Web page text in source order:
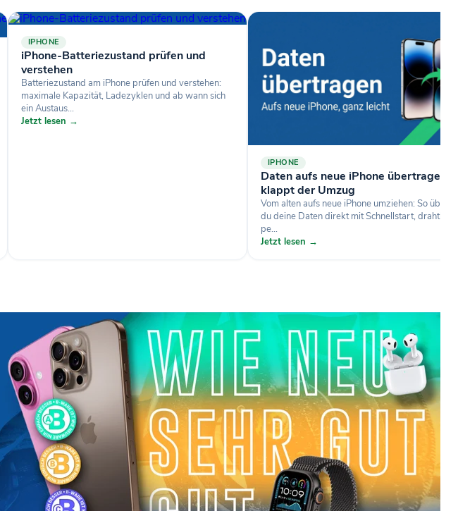
IPHONE
iPhone-Batteriezustand prüfen und
verstehen
Batteriezustand am iPhone prüfen und verstehen:
maximale Kapazität, Ladezyklen und ab wann sich
ein Austaus...
Jetzt lesen →
IPHONE
Daten aufs neue iPhone übertragen:
klappt der Umzug
Vom alten aufs neue iPhone umziehen: So
du deine Daten direkt mit Schnellstart, drahtlos
pe...
Jetzt lesen →